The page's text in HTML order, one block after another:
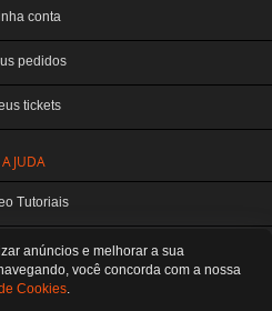
conta
pedidos
tickets
AJUDA
Tutoriais
do Produto
Conosco
PRODUTOS DE INFORMATICA LTDA
0001-18 | Curitiba-PR
se aplicam.
8:30 às 12H / 13H às 18H
TEMOS ATENDIMENTO LOCAL
de cookies
anúncios e melhorar a sua
você concorda com a nossa
Cookies.